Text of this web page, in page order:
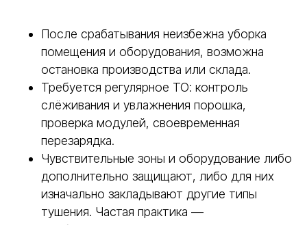
После срабатывания неизбежна уборка
помещения и оборудования, возможна
остановка производства или склада.
Требуется регулярное ТО: контроль
слёживания и увлажнения порошка,
проверка модулей, своевременная
перезарядка.
Чувствительные зоны и оборудование либо
дополнительно защищают, либо для них
изначально закладывают другие типы
тушения. Частая практика —